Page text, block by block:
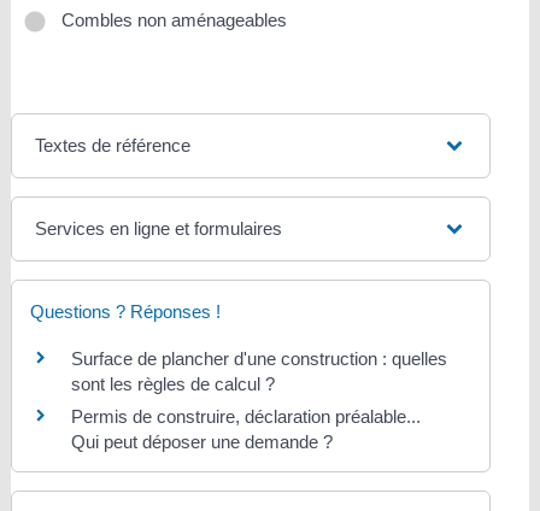
Combles non aménageables
Textes de référence
Services en ligne et formulaires
Questions ? Réponses !
Surface de plancher d'une construction : quelles
sont les règles de calcul ?
Permis de construire, déclaration préalable...
Qui peut déposer une demande ?